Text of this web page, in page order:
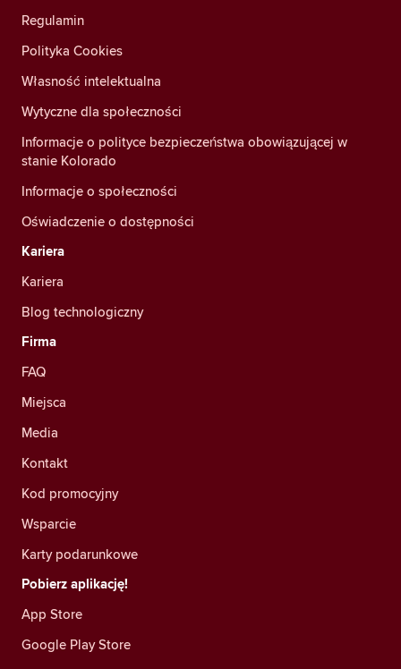
Regulamin
Polityka Cookies
Własność intelektualna
Wytyczne dla społeczności
Informacje o polityce bezpieczeństwa obowiązującej w
stanie Kolorado
Informacje o społeczności
Oświadczenie o dostępności
Kariera
Kariera
Blog technologiczny
Firma
FAQ
Miejsca
Media
Kontakt
Kod promocyjny
Wsparcie
Karty podarunkowe
Pobierz aplikację!
App Store
Google Play Store